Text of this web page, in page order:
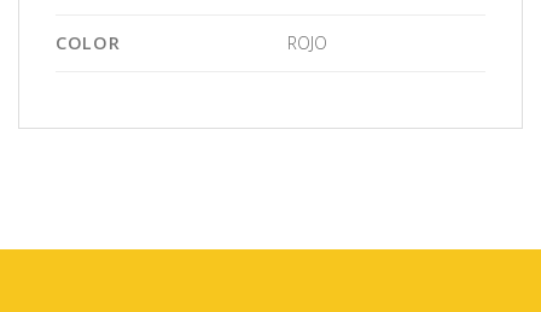
COLOR ROJO